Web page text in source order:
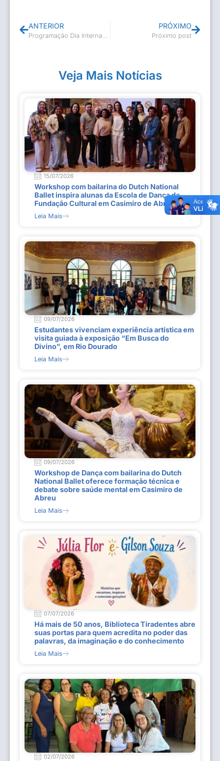
ANTERIOR
Programação Dia Internacional da Mulher
PRÓXIMO
Próximo post
Veja Mais Notícias
15/07/2026
Workshop com bailarina do Dutch National
Ballet inspira alunas da Escola de Dança da
Fundação Cultural em Casimiro de Abreu
Leia Mais
09/07/2026
Estudantes vivenciam experiência artística em
visita guiada à exposição “Em Busca do
Divino”, em Rio Dourado
Leia Mais
09/07/2026
Workshop de Dança com bailarina do Dutch
National Ballet oferece formação técnica e
debate sobre saúde mental em Casimiro de
Abreu
Leia Mais
07/07/2026
Há mais de 50 anos, Biblioteca Tiradentes abre
suas portas para quem acredita no poder das
palavras, da imaginação e do conhecimento
Leia Mais
02/07/2026